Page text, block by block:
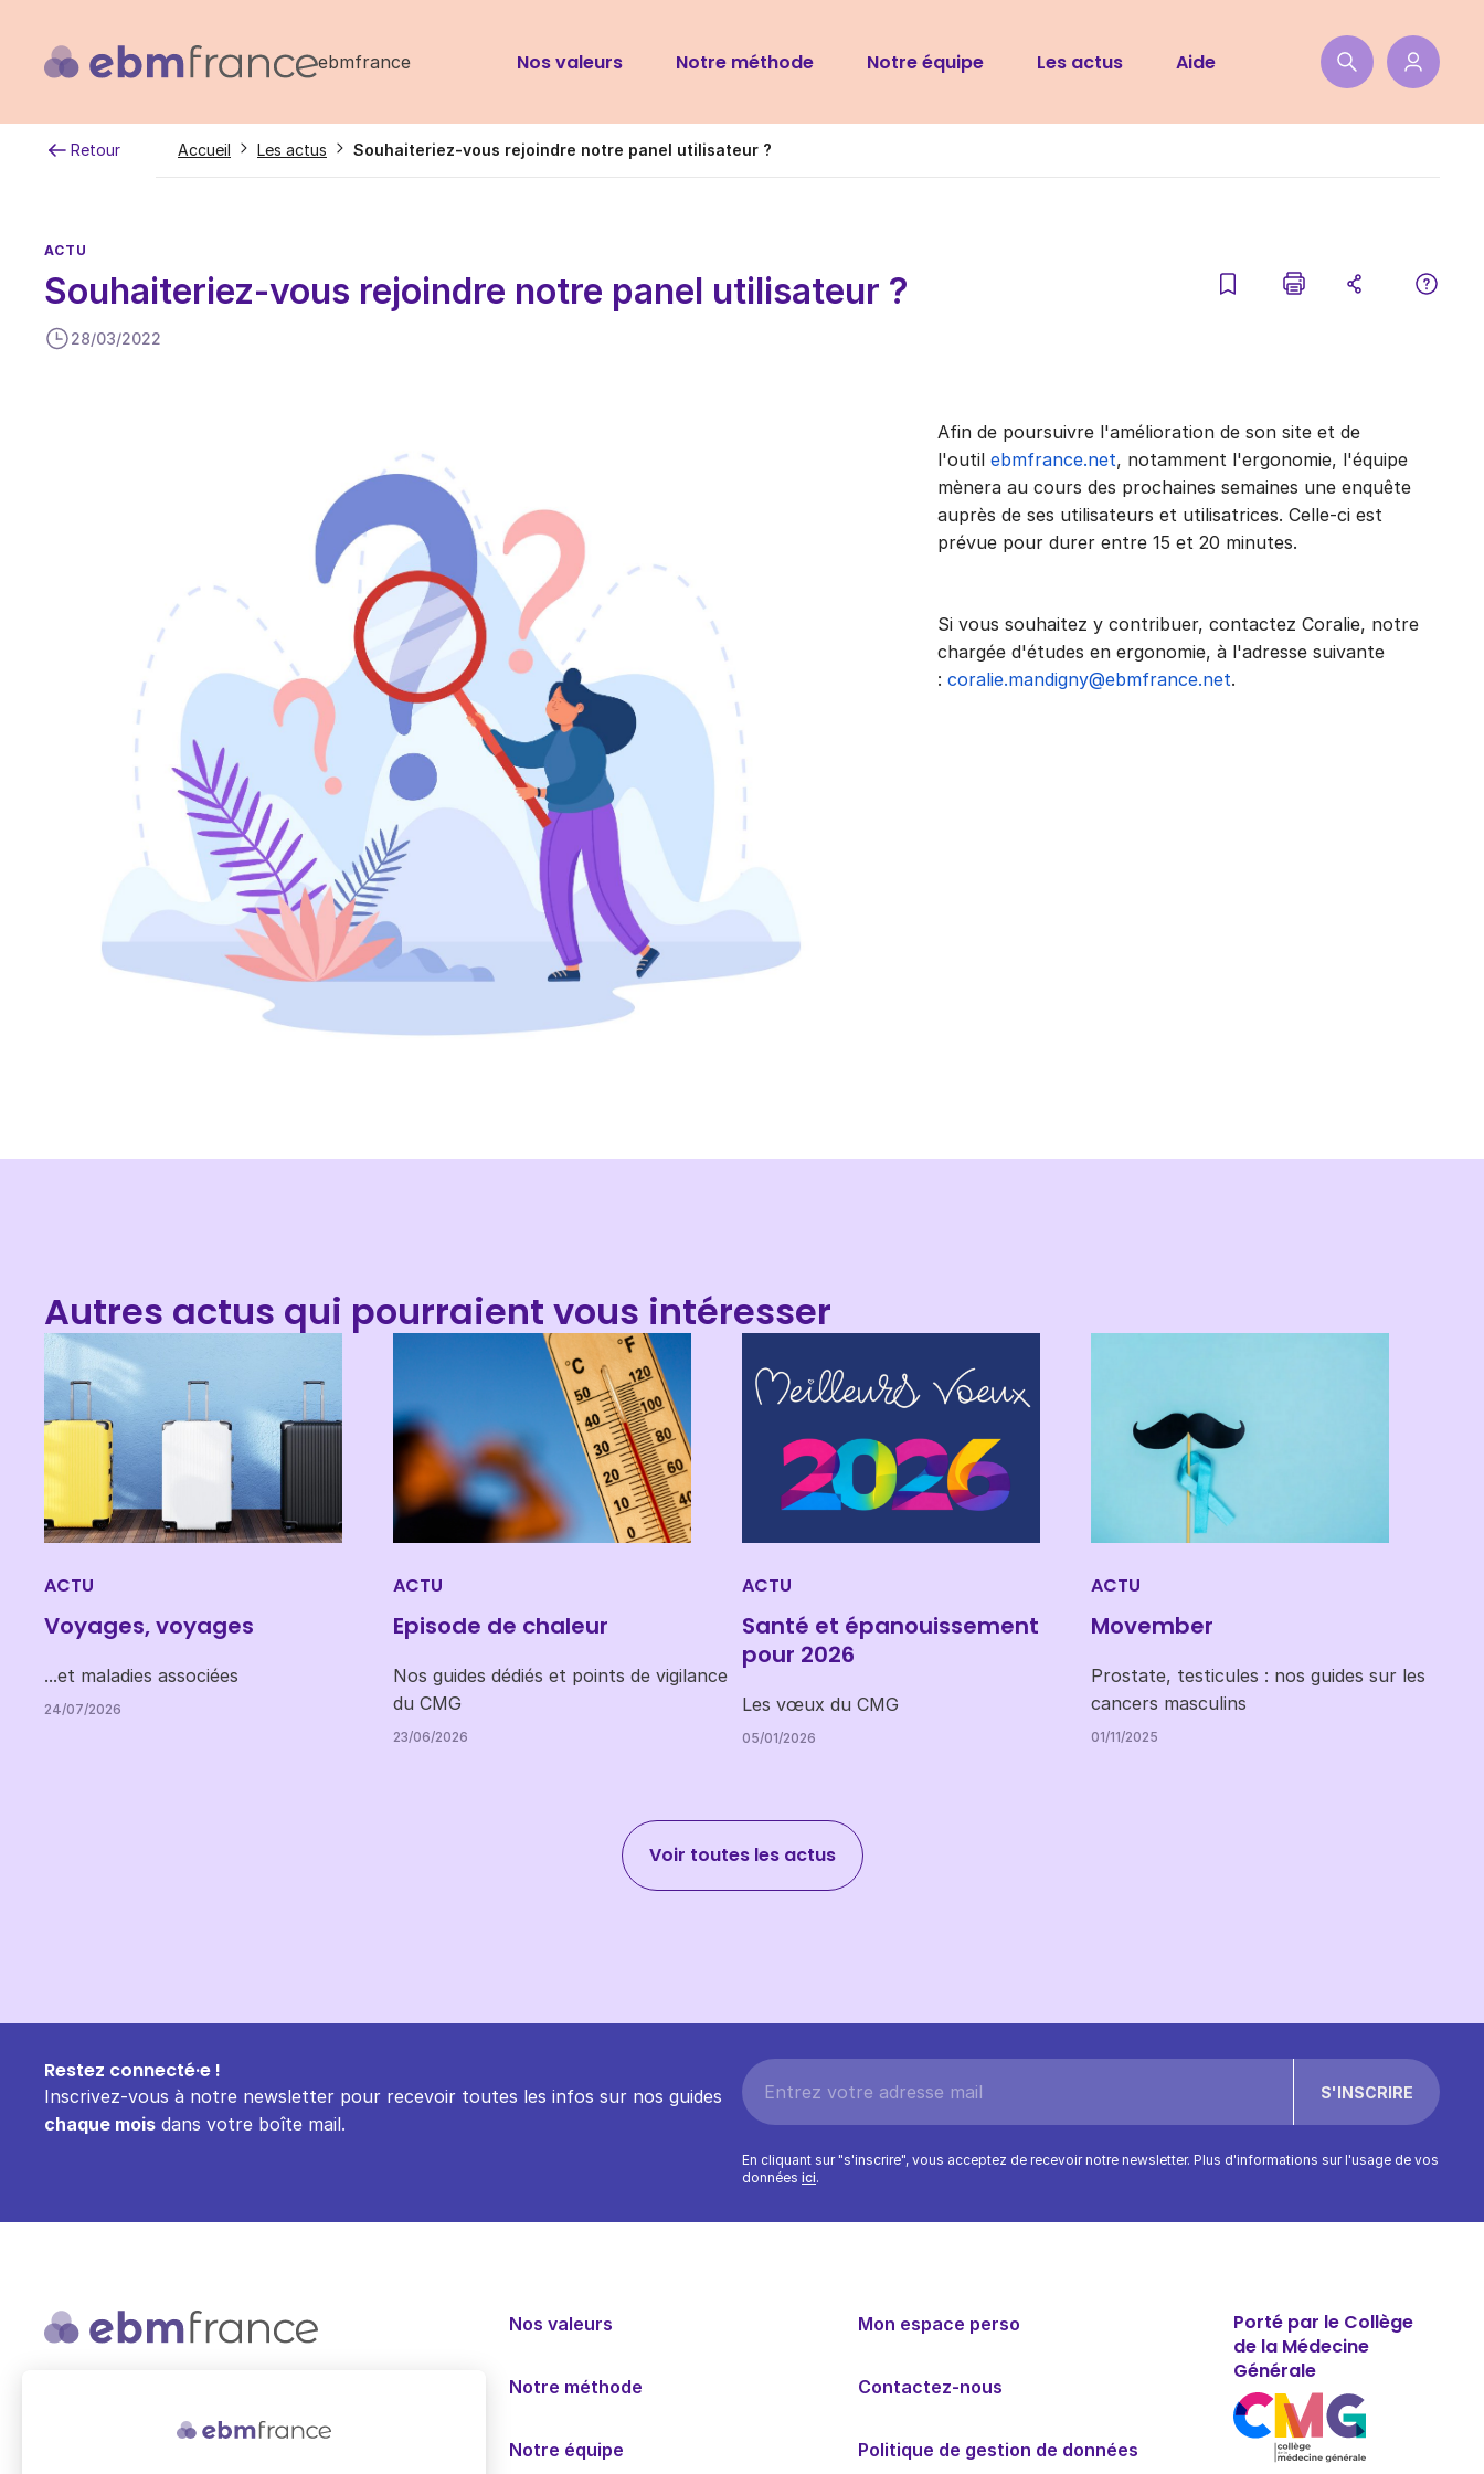
contenu
ebmfrance
Navigation
Nos valeurs Notre méthode Notre équipe Les actus Aide
Retour
Fil
Accueil Les actus Souhaiteriez-vous rejoindre notre panel utilisateur ?
ACTU
Souhaiteriez-vous rejoindre notre panel utilisateur ?
28/03/2022
​​​Afin de poursuivre l'amélioration de son site et de
l'outilebmfrance.net, notamment l'ergonomie, l'équipe
mènera au cours des prochaines semaines une enquête
auprès de ses utilisateurs et utilisatrices. Celle-ci est
prévue pour durer entre 15 et 20 minutes.
Si vous souhaitez y contribuer, contactez Coralie, notre
chargée d'études en ergonomie, à l'adresse suivante
:coralie.mandigny@ebmfrance.net.
Autres actus qui pourraient vous intéresser
ACTU
Voyages, voyages
...et maladies associées
24/07/2026
ACTU
Episode de chaleur
Nos guides dédiés et points de vigilance
du CMG
23/06/2026
ACTU
Santé et épanouissement
pour 2026
Les vœux du CMG
05/01/2026
ACTU
Movember
Prostate, testicules : nos guides sur les
cancers masculins
01/11/2025
Voir toutes les actus
Restez connecté·e !
Inscrivez-vous à notre newsletter pour recevoir toutes les infos sur nos guides
chaque mois dans votre boîte mail.
En cliquant sur "s'inscrire", vous acceptez de recevoir notre newsletter. Plus d'informations sur l'usage de vos
données ici.
connaissances médicales gratuite
adaptée à la pratique de la médecine
Nos valeurs
Notre méthode
Notre équipe
Mon espace perso
Contactez-nous
Politique de gestion de données
Porté par le Collège
de la Médecine
Générale